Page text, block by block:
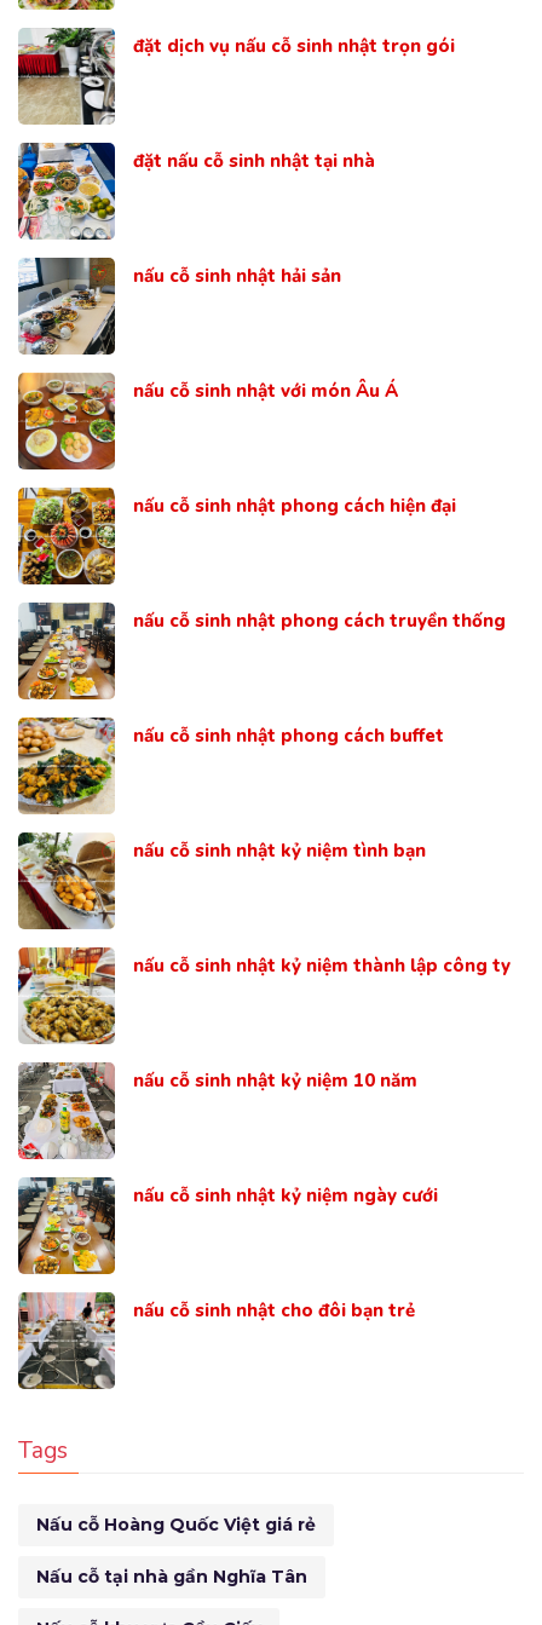
đặt dịch vụ nấu cỗ sinh nhật trọn gói
đặt nấu cỗ sinh nhật tại nhà
nấu cỗ sinh nhật hải sản
nấu cỗ sinh nhật với món Âu Á
nấu cỗ sinh nhật phong cách hiện đại
nấu cỗ sinh nhật phong cách truyền thống
nấu cỗ sinh nhật phong cách buffet
nấu cỗ sinh nhật kỷ niệm tình bạn
nấu cỗ sinh nhật kỷ niệm thành lập công ty
nấu cỗ sinh nhật kỷ niệm 10 năm
nấu cỗ sinh nhật kỷ niệm ngày cưới
nấu cỗ sinh nhật cho đôi bạn trẻ
Tags
Nấu cỗ Hoàng Quốc Việt giá rẻ
Nấu cỗ tại nhà gần Nghĩa Tân